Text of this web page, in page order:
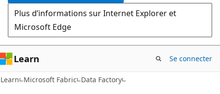
Plus d’informations sur Internet Explorer et
Microsoft Edge
Learn Se connecter
Learn Microsoft Fabric Data Factory